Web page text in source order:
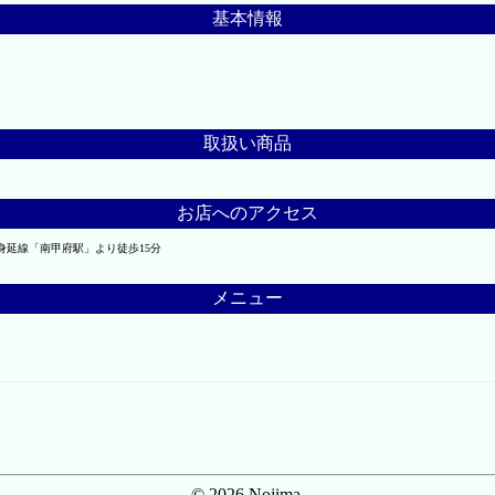
基本情報
取扱い商品
お店へのアクセス
線「南甲府駅」より徒歩15分
メニュー